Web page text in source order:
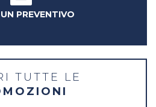
PREVENTIVO
TUTTE LE